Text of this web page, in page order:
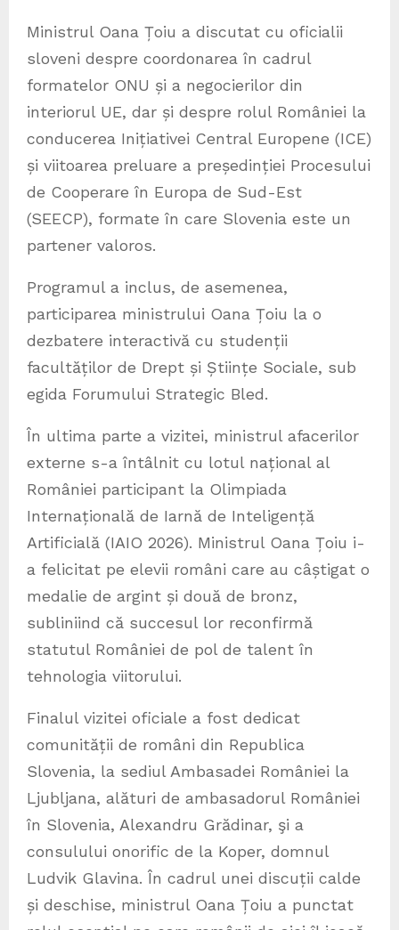
Ministrul Oana Țoiu a discutat cu oficialii
sloveni despre coordonarea în cadrul
formatelor ONU și a negocierilor din
interiorul UE, dar și despre rolul României la
conducerea Inițiativei Central Europene (ICE)
și viitoarea preluare a președinției Procesului
de Cooperare în Europa de Sud-Est
(SEECP), formate în care Slovenia este un
partener valoros.
Programul a inclus, de asemenea,
participarea ministrului Oana Țoiu la o
dezbatere interactivă cu studenții
facultăților de Drept și Științe Sociale, sub
egida Forumului Strategic Bled.
În ultima parte a vizitei, ministrul afacerilor
externe s-a întâlnit cu lotul național al
României participant la Olimpiada
Internațională de Iarnă de Inteligență
Artificială (IAIO 2026). Ministrul Oana Țoiu i-
a felicitat pe elevii români care au câștigat o
medalie de argint și două de bronz,
subliniind că succesul lor reconfirmă
statutul României de pol de talent în
tehnologia viitorului.
Finalul vizitei oficiale a fost dedicat
comunității de români din Republica
Slovenia, la sediul Ambasadei României la
Ljubljana, alături de ambasadorul României
în Slovenia, Alexandru Grădinar, şi a
consulului onorific de la Koper, domnul
Ludvik Glavina. În cadrul unei discuții calde
și deschise, ministrul Oana Țoiu a punctat